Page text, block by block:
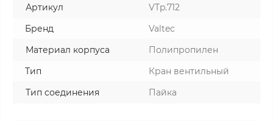
Артикул
VTp.712
Бренд
Valtec
Материал корпуса
Полипропилен
Тип
Кран вентильный
Тип соединения
Пайка